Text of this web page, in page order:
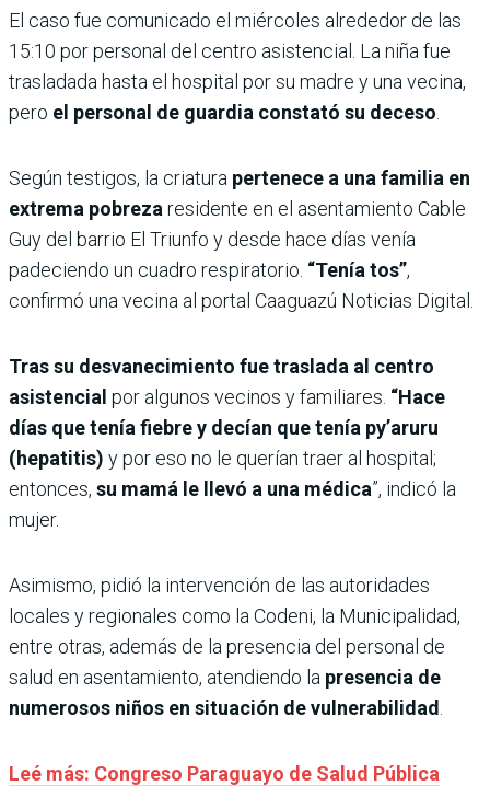
El caso fue comunicado el miércoles alrededor de las
15:10 por personal del centro asistencial. La niña fue
trasladada hasta el hospital por su madre y una vecina,
pero el personal de guardia constató su deceso
Según testigos, la criatura pertenece a una familia en
extrema pobreza residente en el asentamiento Cable
Guy del barrio El Triunfo y desde hace días venía
padeciendo un cuadro respiratorio. “Tenía tos”,
confirmó una vecina al portal Caaguazú Noticias Digital.
Tras su desvanecimiento fue traslada al centro
asistencial por algunos vecinos y familiares. “Hace
días que tenía fiebre y decían que tenía py’aruru
(hepatitis) y por eso no le querían traer al hospital;
entonces, su mamá le llevó a una médica”, indicó la
mujer.
Asimismo, pidió la intervención de las autoridades
locales y regionales como la Codeni, la Municipalidad,
entre otras, además de la presencia del personal de
salud en asentamiento, atendiendo la presencia de
numerosos niños en situación de vulnerabilidad
Leé más: Congreso Paraguayo de Salud Pública